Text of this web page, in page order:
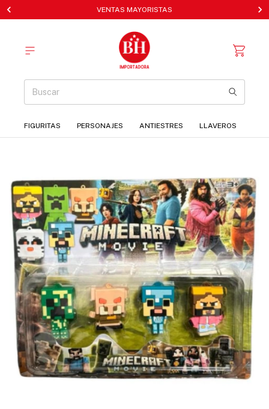
VENTAS MAYORISTAS
FIGURITAS PERSONAJES ANTIESTRES LLAVEROS